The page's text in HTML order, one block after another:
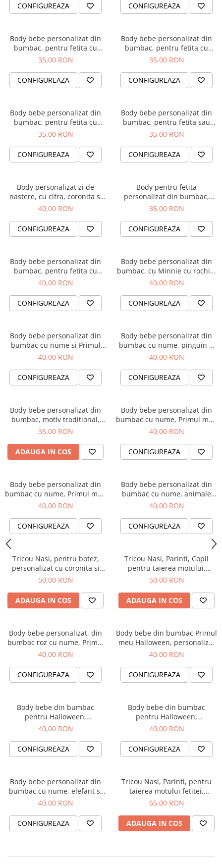
Coliere
Semn de carte
Card metalic
Cadouri Copii
Cadouri 1-8 Martie
Cadouri Paste
Halloween
Portfard Personalizat
Tablou Personalizat
CONFIGUREAZA CONFIGUREAZA
Body bebe personalizat din
bumbac, pentru fetita cu
nume si unicorn, cadou
35,00 RON
CONFIGUREAZA
Body bebe personalizat din
bumbac, pentru fetita cu
nume si pisicuta, cadou
35,00 RON
CONFIGUREAZA
Body bebe personalizat din
bumbac, pentru fetita cu
nume si inima, cadou pentru
35,00 RON
CONFIGUREAZA
Body bebe personalizat din
bumbac, pentru fetita sau
baietel, cu nume si elefant,
BPF5
35,00 RON
CONFIGUREAZA
Body personalizat zi de
nastere, cu cifra, coronita si
numele fetitei
40,00 RON
CONFIGUREAZA
Body pentru fetita
personalizat din bumbac,
Bunica ma adora
35,00 RON
CONFIGUREAZA
Body bebe personalizat din
bumbac, pentru fetita cu
elefantel si nume
40,00 RON
CONFIGUREAZA
Body bebe personalizat din
bumbac, cu Minnie cu rochita
si nume
40,00 RON
CONFIGUREAZA
Body bebe personalizat din
bumbac cu nume si Primul
meu Craciun
40,00 RON
CONFIGUREAZA
Body bebe personalizat din
bumbac cu nume, pinguin si
Primul meu Craciun
40,00 RON
CONFIGUREAZA
Body bebe personalizat din
bumbac, motiv traditional,
Mandra Romancuta
35,00 RON
ADAUGA IN COS
Body bebe personalizat din
bumbac cu nume, Primul meu
Paste, cu iepuras, pentru
40,00 RON
CONFIGUREAZA
Body bebe personalizat din
bumbac cu nume, Primul meu
Paste, cos cu oua si iepuras,
40,00 RON
CONFIGUREAZA
Body bebe personalizat din
bumbac cu nume, animale
jungla, the wild one pentru
40,00 RON
CONFIGUREAZA
Tricou Nasi, pentru botez,
personalizat cu coronita si
numele copilului.
50,00 RON
ADAUGA IN COS
Tricou Nasi, Parinti, Copil
pentru taierea motului,
personalizat cu coronita si
50,00 RON
ADAUGA IN COS
Body bebe personalizat, din
bumbac roz cu nume, Primul
meu Paste, pentru fetita
40,00 RON
CONFIGUREAZA
Body bebe din bumbac Primul
meu Halloween, personalizat
cu nume
40,00 RON
CONFIGUREAZA
Body bebe din bumbac
pentru Halloween,
personalizat cu nume si Little
40,00 RON
CONFIGUREAZA
Body bebe din bumbac
pentru Halloween,
personalizat cu nume si
40,00 RON
CONFIGUREAZA
Body bebe personalizat din
bumbac cu nume, elefant si
Primul meu Craciun
40,00 RON
CONFIGUREAZA
Tricou Nasi, Parinti, pentru
taierea motului fetitei,
personalizat cu coronita si
65,00 RON
ADAUGA IN COS